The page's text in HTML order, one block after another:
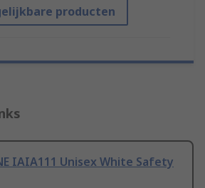
producten
IAIA111 Unisex White Safety